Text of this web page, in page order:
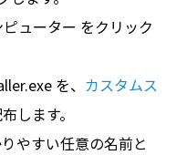
ューター をクリック
を、 カスタムス
します。
やすい任意の名前と